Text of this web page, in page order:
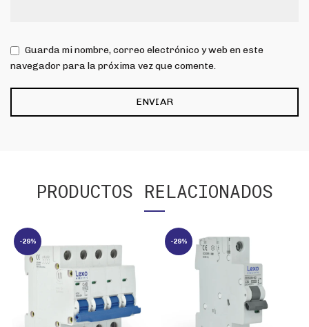
Guarda mi nombre, correo electrónico y web en este
navegador para la próxima vez que comente.
PRODUCTOS RELACIONADOS
-29% -29%